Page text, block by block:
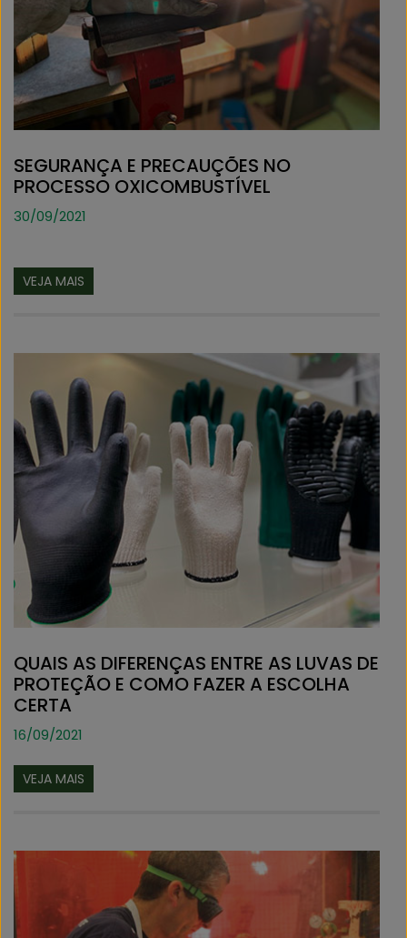
SEGURANÇA E PRECAUÇÕES NO
PROCESSO OXICOMBUSTÍVEL
30/09/2021
VEJA MAIS
QUAIS AS DIFERENÇAS ENTRE AS LUVAS DE
PROTEÇÃO E COMO FAZER A ESCOLHA
CERTA
16/09/2021
VEJA MAIS